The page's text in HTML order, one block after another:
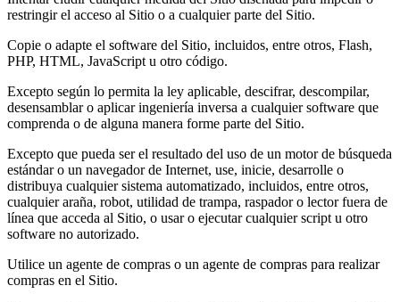
restringir el acceso al Sitio o a cualquier parte del Sitio.
Copie o adapte el software del Sitio, incluidos, entre otros, Flash,
PHP, HTML, JavaScript u otro código.
Excepto según lo permita la ley aplicable, descifrar, descompilar,
desensamblar o aplicar ingeniería inversa a cualquier software que
comprenda o de alguna manera forme parte del Sitio.
Excepto que pueda ser el resultado del uso de un motor de búsqueda
estándar o un navegador de Internet, use, inicie, desarrolle o
distribuya cualquier sistema automatizado, incluidos, entre otros,
cualquier araña, robot, utilidad de trampa, raspador o lector fuera de
línea que acceda al Sitio, o usar o ejecutar cualquier script u otro
software no autorizado.
Utilice un agente de compras o un agente de compras para realizar
compras en el Sitio.